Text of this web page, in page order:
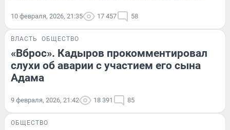
10 февраля, 2026, 21:35 17 457 58
ВЛАСТЬ ОБЩЕСТВО
«Вброс». Кадыров прокомментировал
слухи об аварии с участием его сына
Адама
9 февраля, 2026, 21:42 18 391 85
ОБЩЕСТВО